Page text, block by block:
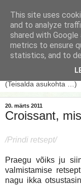
20. märts 2011
Croissant,
/Prindi retsept/
Praegu võiks ju
valmistamise
nagu ikka
This site uses
and to analyze
shared with
metrics to ensure
statistics, and to